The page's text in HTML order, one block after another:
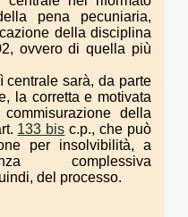
pena pecuniaria,
della disciplina
ovvero di quella più
centrale sarà, da parte
la corretta e motivata
della
133 bis c.p., che può
per insolvibilità, a
complessiva
del processo.